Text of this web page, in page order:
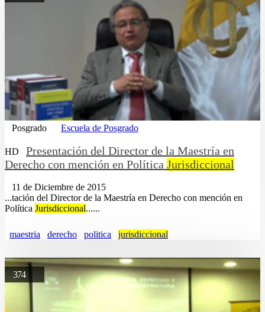
Posgrado Escuela de Posgrado
HD
Presentación del Director de la Maestría en
Derecho con mención en Política Jurisdiccional
11 de Diciembre de 2015
...tación del Director de la Maestría en Derecho con mención en
Política Jurisdiccional......
maestria derecho politica jurisdiccional
374